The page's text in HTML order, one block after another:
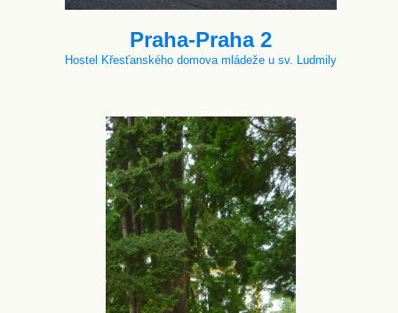
Praha-Praha 2
Hostel Křesťanského domova mládeže u sv. Ludmily